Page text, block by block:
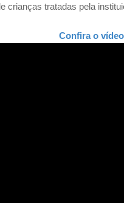
crianças tratadas pela
Confira o